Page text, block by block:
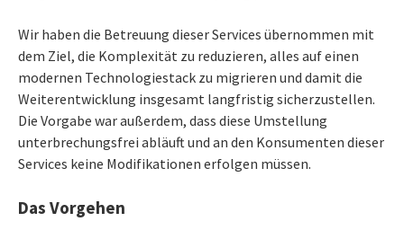
Wir haben die Betreuung dieser Services übernommen mit
dem Ziel, die Komplexität zu reduzieren, alles auf einen
modernen Technologiestack zu migrieren und damit die
Weiterentwicklung insgesamt langfristig sicherzustellen.
Die Vorgabe war außerdem, dass diese Umstellung
unterbrechungsfrei abläuft und an den Konsumenten dieser
Services keine Modifikationen erfolgen müssen.
Das Vorgehen